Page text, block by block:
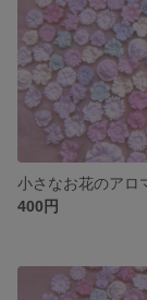
400円